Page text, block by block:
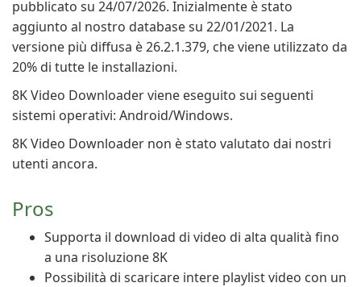
pubblicato su 24/07/2026. Inizialmente è stato
aggiunto al nostro database su 22/01/2021. La
versione più diffusa è 26.2.1.379, che viene utilizzato da
20% di tutte le installazioni.
8K Video Downloader viene eseguito sui seguenti
sistemi operativi: Android/Windows.
8K Video Downloader non è stato valutato dai nostri
utenti ancora.
Pros
Supporta il download di video di alta qualità fino
a una risoluzione 8K
Possibilità di scaricare intere playlist video con un